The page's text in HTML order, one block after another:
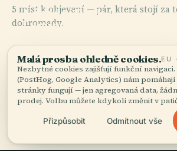
5 míst k objevení — pár, která stojí za
dohromady.
Národní Park
Lagunas De
Bonampak
Všech 5 míst v Chiapas
Malá prosba ohledně cookies.EU
Nezbytné cookies zajišťují funkční
(PostHog, Google Analytics) nám
stránky fungují — jen agregovaná data,
prodej. Volbu můžete kdykoli změnit v
Přizpůsobit Odmítnout vše